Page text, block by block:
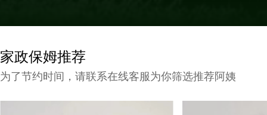
家政保姆推荐
为了节约时间，请联系在线客服为你筛选推荐阿姨